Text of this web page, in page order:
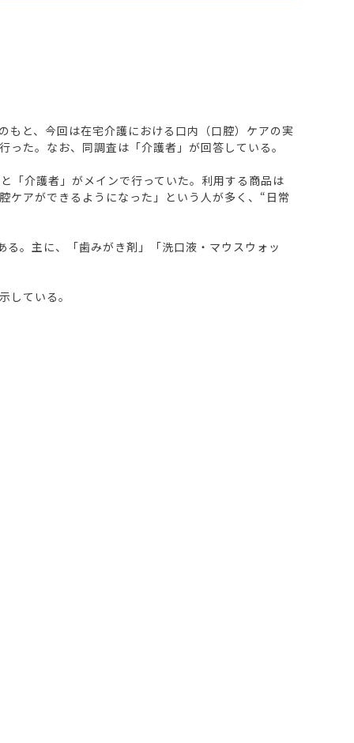
と、今回は在宅介護における口内（口腔）ケアの実
た。なお、同調査は「介護者」が回答している。
「介護者」がメインで行っていた。利用する商品は
ケアができるようになった」という人が多く、“日常
。主に、「歯みがき剤」「洗口液・マウスウォッ
ている。